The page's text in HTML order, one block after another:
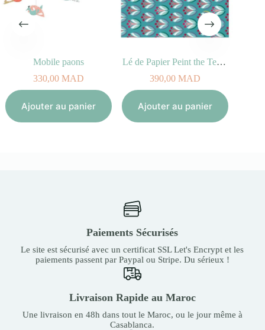
Mobile paons
330,00MAD
Ajouter au panier
Lé de Papier Peint the Teacoks
390,00MAD
Ajouter au panier
Paiements Sécurisés
Le site est sécurisé avec un certificat SSL Let's Encrypt et les
paiements passent par Paypal ou Stripe. Du sérieux !
Livraison Rapide au Maroc
Une livraison en 48h dans tout le Maroc, ou le jour même à
Casablanca.